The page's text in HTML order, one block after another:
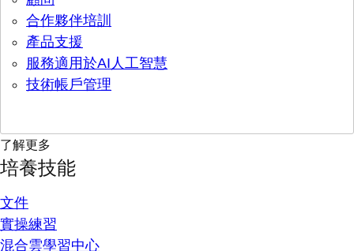
合作夥伴培訓
產品支援
服務適用於AI人工智慧
技術帳戶管理
了解更多
培養技能
文件
實操練習
混合雲學習中心